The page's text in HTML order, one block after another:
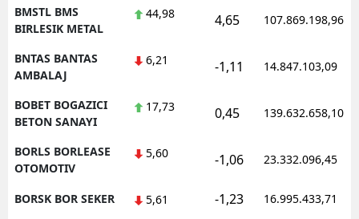
BMSTL BMS
BIRLESIK METAL
44,98 4,65 107.869.198,96
BNTAS BANTAS
AMBALAJ
6,21 -1,11 14.847.103,09
BOBET BOGAZICI
BETON SANAYI
17,73 0,45 139.632.658,10
BORLS BORLEASE
OTOMOTIV
5,60 -1,06 23.332.096,45
BORSK BOR SEKER 5,61 -1,23 16.995.433,71